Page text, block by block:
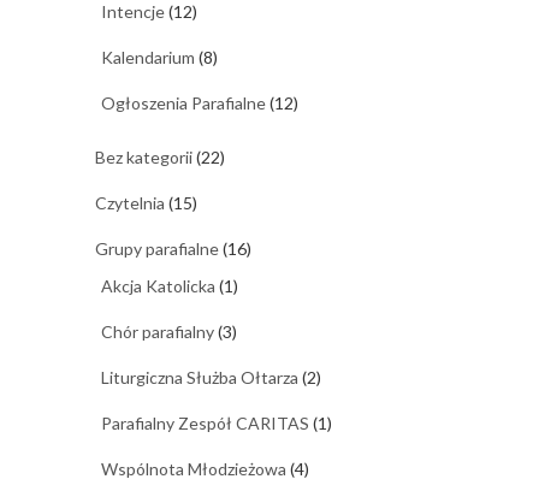
Intencje(12)
Kalendarium (8)
Ogłoszenia Parafialne(12)
Bez kategorii(22)
Czytelnia (15)
Grupy parafialne(16)
Akcja Katolicka (1)
Chór parafialny(3)
Liturgiczna Służba Ołtarza (2)
Parafialny Zespół CARITAS (1)
Wspólnota Młodzieżowa (4)